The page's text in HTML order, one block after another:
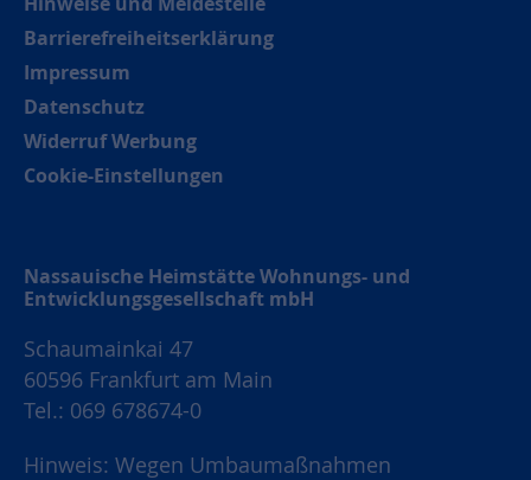
Barrierefreiheitserklärung
Impressum
Datenschutz
Widerruf Werbung
Cookie-Einstellungen
Nassauische Heimstätte Wohnungs- und
Entwicklungsgesellschaft mbH
Schaumainkai 47
60596 Frankfurt am Main
Tel.: 069 678674-0
Hinweis: Wegen Umbaumaßnahmen